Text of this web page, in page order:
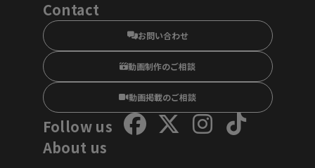
Contact
お問い合わせ
動画制作のご相談
動画掲載のご相談
Follow us
About us